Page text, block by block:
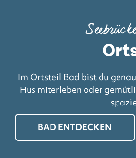
Im Ortsteil Bad bist du
Hus miterleben oder
BAD ENTDECKEN